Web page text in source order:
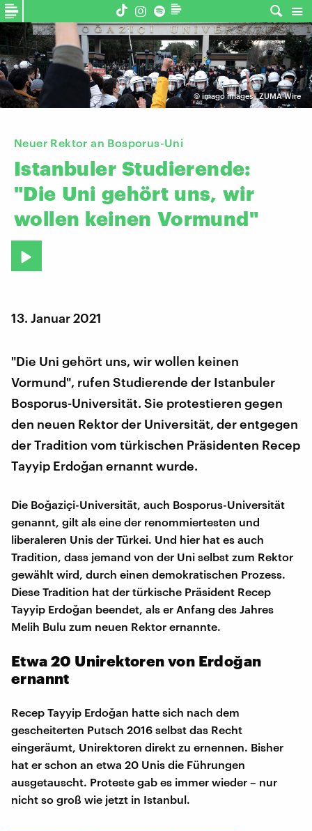
© imago images | ZUMA Wire
Neuer Rektor an Bosporus-Uni
Istanbuler Studierende:
"Die Uni gehört uns, wir
wollen keinen Vormund"
13. Januar 2021
"Die Uni gehört uns, wir wollen keinen
Vormund", rufen Studierende der Istanbuler
Bosporus-Universität. Sie protestieren gegen
den neuen Rektor der Universität, der entgegen
der Tradition vom türkischen Präsidenten Recep
Tayyip Erdoğan ernannt wurde.
Die Boğaziçi-Universität, auch Bosporus-Universität
genannt, gilt als eine der renommiertesten und
liberaleren Unis der Türkei. Und hier hat es auch
Tradition, dass jemand von der Uni selbst zum Rektor
gewählt wird, durch einen demokratischen Prozess.
Diese Tradition hat der türkische Präsident Recep
Tayyip Erdoğan beendet, als er Anfang des Jahres
Melih Bulu zum neuen Rektor ernannte.
Etwa 20 Unirektoren von Erdoğan
ernannt
Recep Tayyip Erdoğan hatte sich nach dem
gescheiterten Putsch 2016 selbst das Recht
eingeräumt, Unirektoren direkt zu ernennen. Bisher
hat er schon an etwa 20 Unis die Führungen
ausgetauscht. Proteste gab es immer wieder – nur
nicht so groß wie jetzt in Istanbul.